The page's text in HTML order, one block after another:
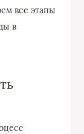
все этапы
в